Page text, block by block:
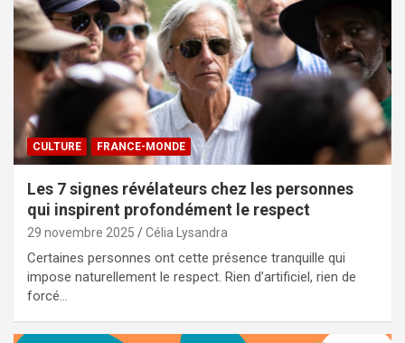
CULTURE FRANCE-MONDE
Les 7 signes révélateurs chez les personnes
qui inspirent profondément le respect
29 novembre 2025 Célia Lysandra
Certaines personnes ont cette présence tranquille qui
impose naturellement le respect. Rien d’artificiel, rien de
forcé…